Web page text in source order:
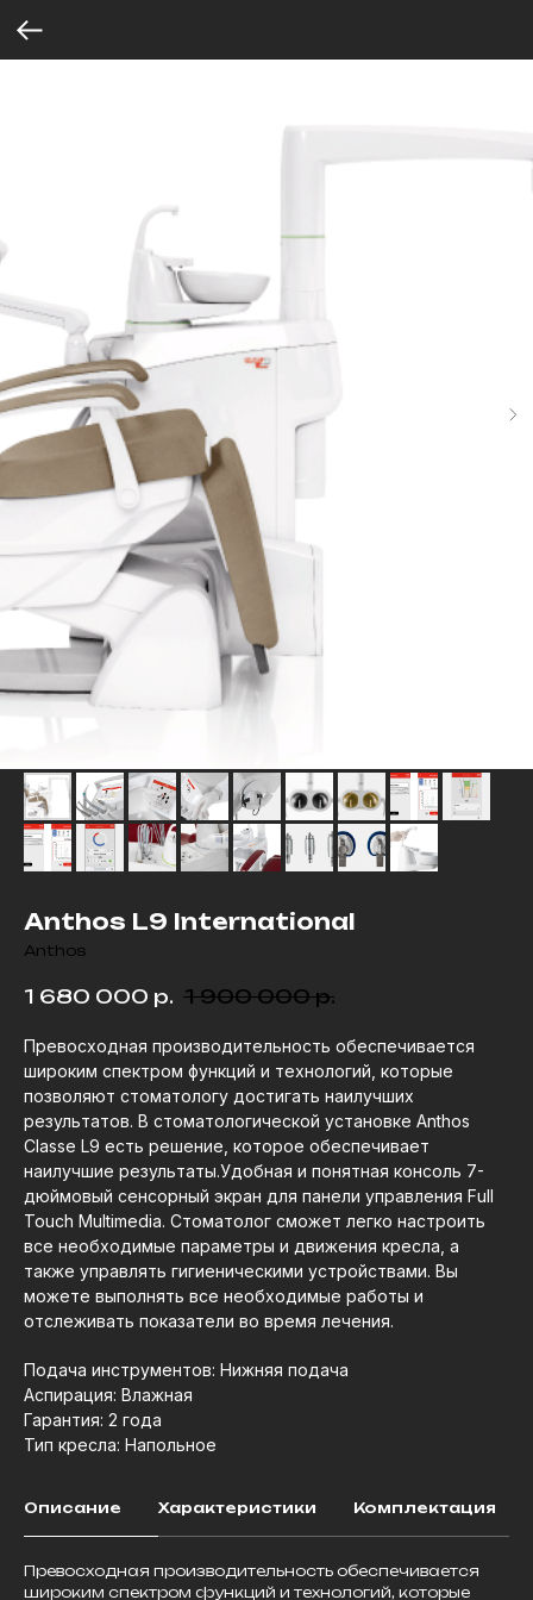
Anthos L9 International
Anthos
1 680 000 р. 1 900 000 р.
Превосходная производительность обеспечивается
широким спектром функций и технологий, которые
позволяют стоматологу достигать наилучших
результатов. В стоматологической установке Anthos
Classe L9 есть решение, которое обеспечивает
наилучшие результаты.Удобная и понятная консоль 7-
дюймовый сенсорный экран для панели управления Full
Touch Multimedia. Стоматолог сможет легко настроить
все необходимые параметры и движения кресла, а
также управлять гигиеническими устройствами. Вы
можете выполнять все необходимые работы и
отслеживать показатели во время лечения.
Подача инструментов: Нижняя подача
Аспирация: Влажная
Гарантия: 2 года
Тип кресла: Напольное
Описание Характеристики Комплектация
Превосходная производительность обеспечивается
широким спектром функций и технологий, которые